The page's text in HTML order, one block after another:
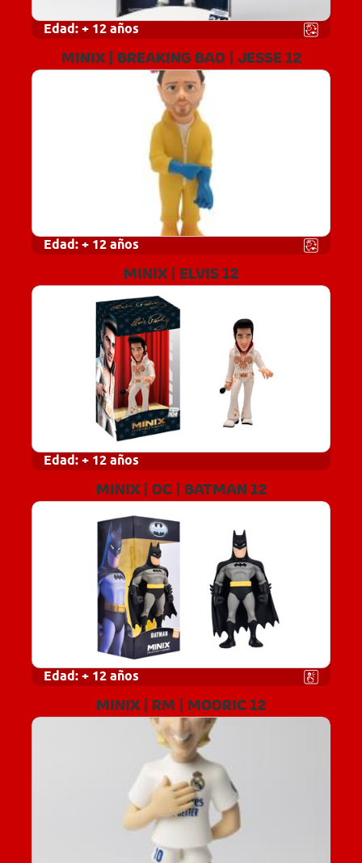
Edad:+ 12 años
MINIX | BREAKING BAD | JESSE 12
Edad:+ 12 años
MINIX | ELVIS 12
Edad:+ 12 años
MINIX | DC | BATMAN 12
Edad:+ 12 años
MINIX | RM | MODRIC 12